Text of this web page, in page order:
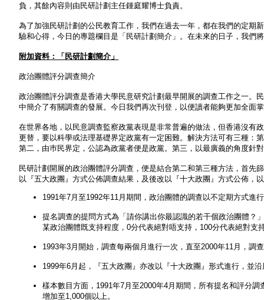
負，其餘內容則由民研計劃主任鍾庭耀博士負責。
為了加強民研計劃的公民教育工作，我們在過去一年，都在我們的定期
驗和心得，今日的專題欄目是「民研計劃簡介」。在未來的日子，我們
附加資料：「民研計劃簡介」
政治團體評分調查簡介
政治團體評分調查是香港大學民意研究計劃最早開展的調查工作之一。
中簡介了有關調查的發展。今日我們再次刊登，以便讀者能夠更加全面
在世界各地，以民意調查監察政黨表現是非常普遍的做法，但香港沒有
更替，要以科學或法理基礎界定政黨有一定困難。解決方法可有三種：
第二，由巿民界定，公認為政黨者便是政黨。第三，以最廣義的角度針
民研計劃開展的政治團體評分調查，便是結合第二和第三種方法，首
以『五大政團』方式公佈調查結果，及後改以『十大政團』方式公佈，
1991年7月至1992年11月期間，政治團體的調查以不定期方式進
提名調查的提問方式為「請你講出你最認識的若干個政治團體？
某政治團體既支持程度，0分代表絕對唔支持，100分代表絕對
1993年3月開始，調查每兩個月進行一次，直至2000年11月，調
1999年6月起，『五大政團』亦改以『十大政團』形式進行，並
樣本數目方面，1991年7月至2000年4月期間，所有提名和評分
增加至1,000個以上。